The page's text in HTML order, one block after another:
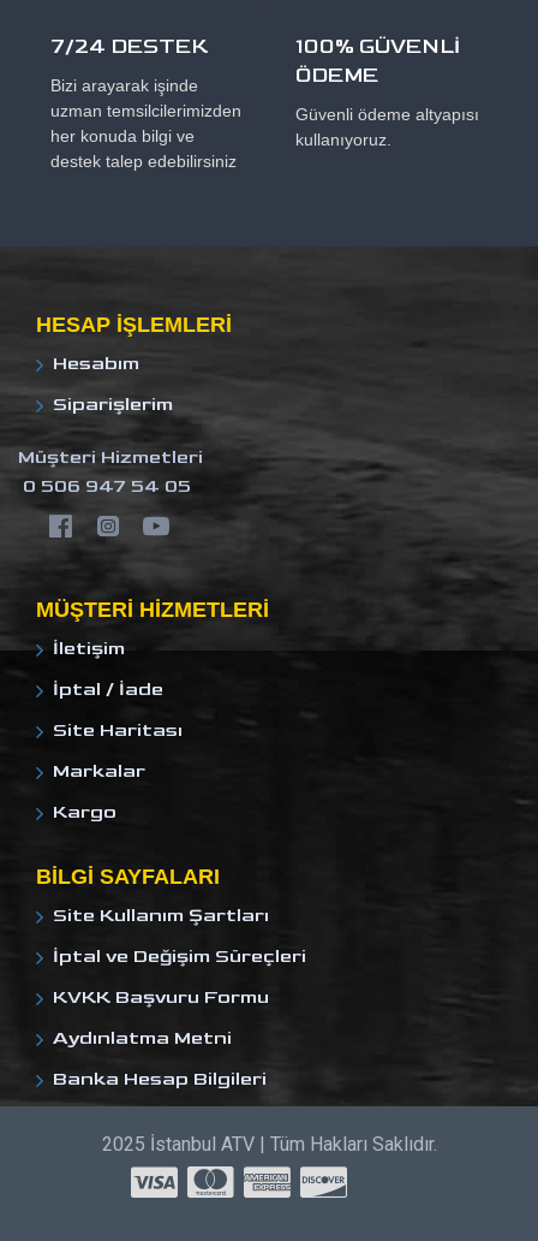
7/24 DESTEK
Bizi arayarak işinde
uzman temsilcilerimizden
her konuda bilgi ve
destek talep edebilirsiniz
100% GÜVENLİ
ÖDEME
Güvenli ödeme altyapısı
kullanıyoruz.
HESAP IŞLEMLERI
Hesabım
Siparişlerim
Müşteri Hizmetleri
0 506 947 54 05
MÜŞTERI HIZMETLERI
İletişim
İptal / İade
Site Haritası
Markalar
Kargo
BILGI SAYFALARI
Site Kullanım Şartları
İptal ve Değişim Süreçleri
KVKK Başvuru Formu
Aydınlatma Metni
Banka Hesap Bilgileri
2025 İstanbul ATV | Tüm Hakları Saklıdır.